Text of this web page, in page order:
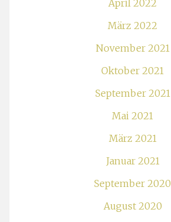
April 2022
März 2022
November 2021
Oktober 2021
September 2021
Mai 2021
März 2021
Januar 2021
September 2020
August 2020